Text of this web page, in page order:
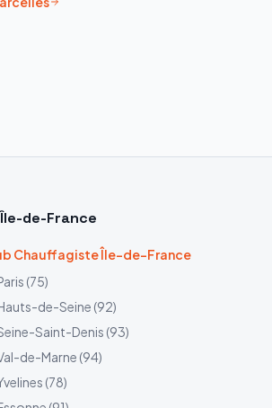
Île-de-France
Chauffagiste Île-de-France
(75)
de-Seine (92)
Saint-Denis (93)
de-Marne (94)
(78)